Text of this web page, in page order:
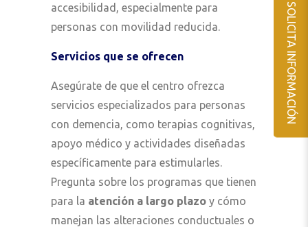
accesibilidad, especialmente para
personas con movilidad reducida.
Servicios que se ofrecen
Asegúrate de que el centro ofrezca
servicios especializados para personas
con demencia, como terapias cognitivas,
apoyo médico y actividades diseñadas
específicamente para estimularles.
Pregunta sobre los programas que tienen
para la atención a largo plazo y cómo
manejan las alteraciones conductuales o
SOLICITA INFORMACIÓN